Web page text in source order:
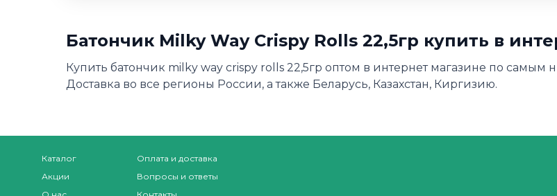
Батончик Milky Way Crispy Rolls 22,5гр купить в
Купить батончик milky way crispy rolls 22,5гр оптом в интернет магазине по самым
Доставка во все регионы России, а также Беларусь, Казахстан, Киргизию.
Каталог
Акции
Оплата и доставка
Вопросы и ответы